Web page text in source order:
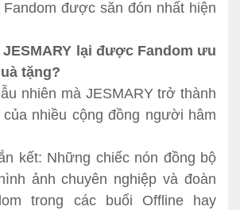
được săn đón nhất hiện
lại được Fandom ưu
tặng?
nhiên mà JESMARY trở thành
nhiều cộng đồng người hâm
kết: Những chiếc nón đồng bộ
ảnh chuyên nghiệp và đoàn
trong các buổi Offline hay